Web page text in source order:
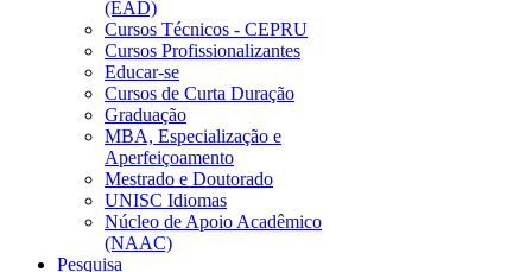
(EAD)
Cursos Técnicos - CEPRU
Cursos Profissionalizantes
Educar-se
Cursos de Curta Duração
Graduação
MBA, Especialização e
Aperfeiçoamento
Mestrado e Doutorado
UNISC Idiomas
Núcleo de Apoio Acadêmico
(NAAC)
Pesquisa